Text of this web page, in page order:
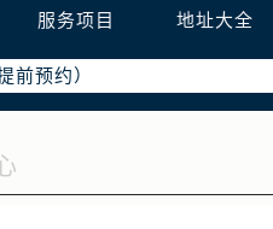
服务项目 地址大全
）
需提前预约）
前预约）
）
前预约）